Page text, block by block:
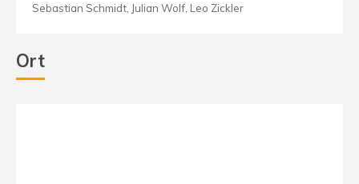
Sebastian Schmidt, Julian Wolf, Leo Zickler
Ort